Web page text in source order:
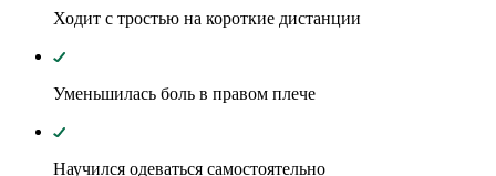
Ходит с тростью на короткие дистанции
Уменьшилась боль в правом плече
Научился одеваться самостоятельно